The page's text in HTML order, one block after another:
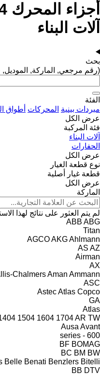
آلات البناء
بحث
(رقم مرجعي, الماركة, الموديل,
الفئة
مبردات بينية المحركات أطواق
عرض الكل
فئة المركبة
آلات البناء
الحفارات
عرض الكل
نوع قطعة الغيار
قطعة غيار أصلية
عرض الكل
الماركة
لم يتم العثور على نتائج لهذا
ABB ABG
Titan
AGCOAKGAhlmann
AS AZ
Airman
AX
ChalmersAman Ammann
ASC
AstecAtlas Copco
GA
Atlas
1504 1604 1704AR TW
Ausa Avant
600 - series
BF BOMAG
BC BM BW
Belle Benati Benzlers Bitelli
BB DTV